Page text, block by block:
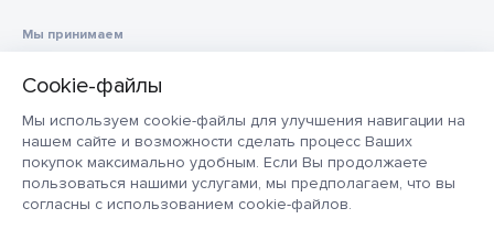
Мы используем cookie-файлы для улучшения навигации на
нашем сайте и возможности сделать процесс Ваших
покупок максимально удобным. Если Вы продолжаете
пользоваться нашими услугами, мы предполагаем, что вы
согласны с использованием cookie-файлов.
Мы принимаем